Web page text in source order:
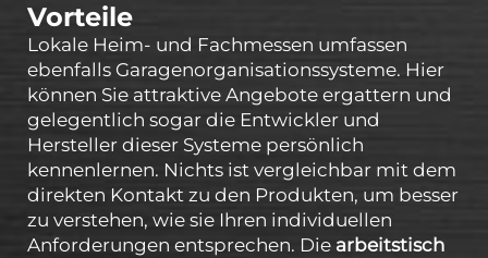
Vorteile
Lokale Heim- und Fachmessen umfassen
ebenfalls Garagenorganisationssysteme. Hier
können Sie attraktive Angebote ergattern und
gelegentlich sogar die Entwickler und
Hersteller dieser Systeme persönlich
kennenlernen. Nichts ist vergleichbar mit dem
direkten Kontakt zu den Produkten, um besser
zu verstehen, wie sie Ihren individuellen
Anforderungen entsprechen. Die arbeitstisch